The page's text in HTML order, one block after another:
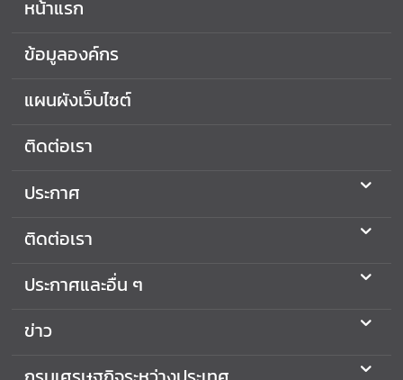
า
า
ณ
(
I
)
ด
อ
หน้าแรก
ข้อมูลองค์กร
แผนผังเว็บไซต์
ติดต่อเรา
ประกาศ
ติดต่อเรา
ประกาศและอื่น ๆ
ข่าว